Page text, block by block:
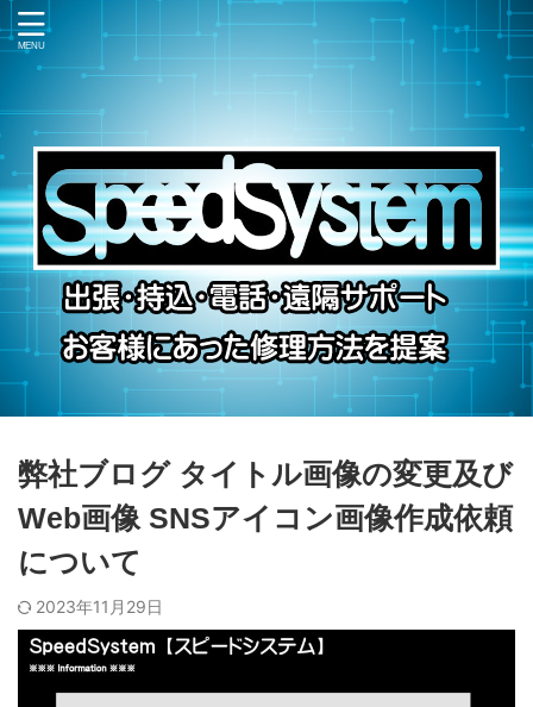
弊社ブログ タイトル画像の変更及び
Web画像 SNSアイコン画像作成依頼
について
2023年11月29日